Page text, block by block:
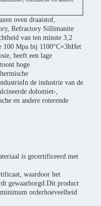
oven draaistof,
Refractory Sillimanite
van ten minste 3,2
100 Mpa bij 1100°C×3hHet
heeft een lage
hoge
de industrie van de
dolomiet-,
en andere roterende
is gecertificeerd met
waardoor het
gewaarborgd.Dit product
orderhoeveelheid